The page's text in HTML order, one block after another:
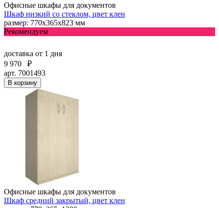
Офисные шкафы для документов
Шкаф низкий со стеклом, цвет клен
размер: 770х365х823 мм
Рекомендуем
доставка от 1 дня
9 970
₽
арт. 7001493
В корзину
Офисные шкафы для документов
Шкаф средний закрытый, цвет клен